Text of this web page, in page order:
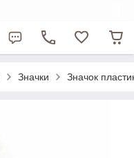
Значки Значок